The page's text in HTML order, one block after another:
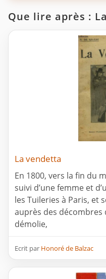
Que lire après :
La vendetta
En 1800, vers la fin du
suivi d’une femme et
les Tuileries à Paris, et
auprès des décombres
démolie,
Ecrit par Honoré de Balzac